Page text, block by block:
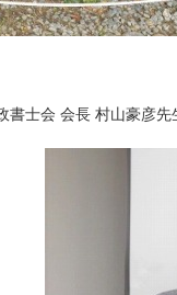
書士会 会長 村山豪彦